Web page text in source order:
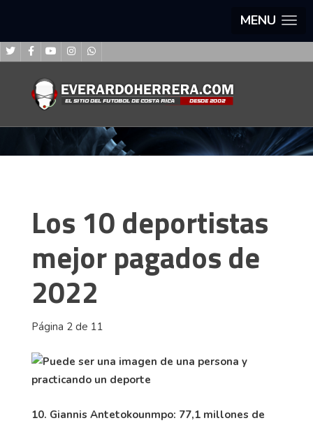
MENU
Los 10 deportistas
mejor pagados de
2022
Página 2 de 11
10. Giannis Antetokounmpo: 77,1 millones de